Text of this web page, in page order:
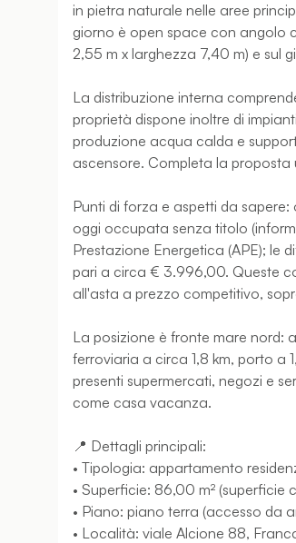
in pietra naturale nelle aree
giorno è open space con angolo
2,55 m x larghezza 7,40 m) e sul
La distribuzione interna
proprietà dispone inoltre di
produzione acqua calda e
ascensore. Completa la proposta
Punti di forza e aspetti da
oggi occupata senza titolo
Prestazione Energetica (APE); le
pari a circa € 3.996,00. Queste
all'asta a prezzo competitivo,
La posizione è fronte mare nord:
ferroviaria a circa 1,8 km, porto a
presenti supermercati, negozi e
come casa vacanza.
📍 Dettagli principali:
• Tipologia: appartamento
• Superficie: 86,00 m² (superficie
• Piano: piano terra (accesso da
• Località: viale Alcione 88,